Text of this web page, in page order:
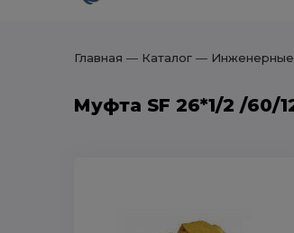
Главная ― Каталог ― Инженерные
Муфта SF 26*1/2 /60/